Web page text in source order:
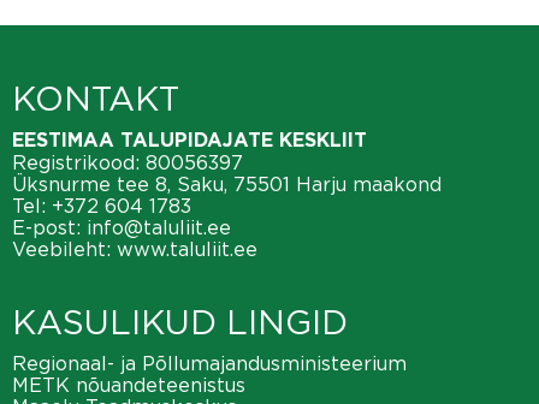
KONTAKT
EESTIMAA TALUPIDAJATE KESKLIIT
Registrikood: 80056397
Üksnurme tee 8, Saku, 75501 Harju maakond
Tel: +372 604 1783
E-post: info@taluliit.ee
Veebileht: www.taluliit.ee
KASULIKUD LINGID
Regionaal- ja Põllumajandusministeerium
METK nõuandeteenistus